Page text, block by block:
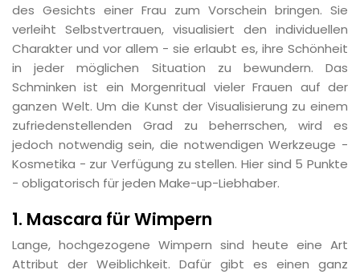
des Gesichts einer Frau zum Vorschein bringen. Sie
verleiht Selbstvertrauen, visualisiert den individuellen
Charakter und vor allem - sie erlaubt es, ihre Schönheit
in jeder möglichen Situation zu bewundern. Das
Schminken ist ein Morgenritual vieler Frauen auf der
ganzen Welt. Um die Kunst der Visualisierung zu einem
zufriedenstellenden Grad zu beherrschen, wird es
jedoch notwendig sein, die notwendigen Werkzeuge -
Kosmetika - zur Verfügung zu stellen. Hier sind 5 Punkte
- obligatorisch für jeden Make-up-Liebhaber.
1. Mascara für Wimpern
Lange, hochgezogene Wimpern sind heute eine Art
Attribut der Weiblichkeit. Dafür gibt es einen ganz